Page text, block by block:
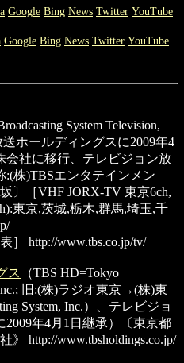
Google Bing News Twitter YouTube
Google Bing News Twitter YouTube
System Television,
ホールディングスに2009年4
会社に移行、テレビジョン放
:(株)TBSエンタテインメン
〕［VHF JORX-TV 東京6ch,
東京,茨城,栃木,群馬,埼玉,千
］ http://www.tbs.co.jp/tv/
ス
（TBS HD=Tokyo
旧:(株)ラジオ東京→(株)東
System, Inc.）、テレビジョ
年4月1日継承）〔東京都
》
http://www.tbsholdings.co.jp/